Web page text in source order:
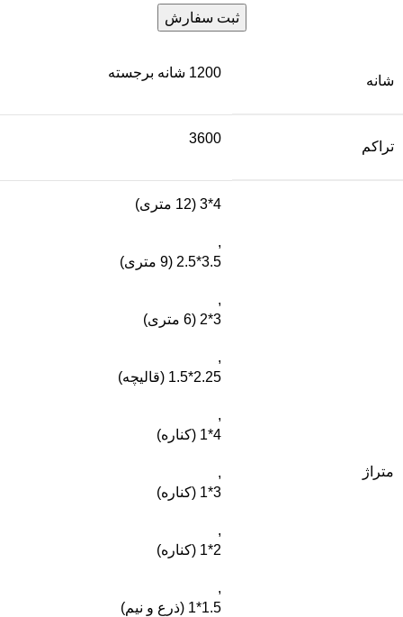
شانه
1200 شانه برجسته
تراکم
3600
متراژ
4*3 (12 متری)
,
3.5*2.5 (9 متری)
,
3*2 (6 متری)
,
2.25*1.5 (قالیچه)
,
4*1 (کناره)
,
3*1 (کناره)
,
2*1 (کناره)
,
1.5*1 (ذرع و نیم)